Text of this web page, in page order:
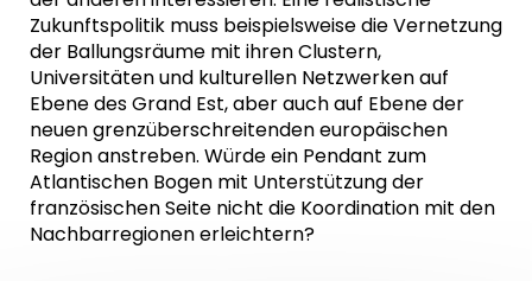
Zukunftspolitik muss beispielsweise die Vernetzung
der Ballungsräume mit ihren Clustern,
Universitäten und kulturellen Netzwerken auf
Ebene des Grand Est, aber auch auf Ebene der
neuen grenzüberschreitenden europäischen
Region anstreben. Würde ein Pendant zum
Atlantischen Bogen mit Unterstützung der
französischen Seite nicht die Koordination mit den
Nachbarregionen erleichtern?